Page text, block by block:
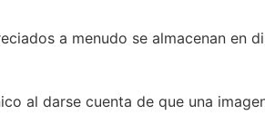
a menudo se almacenan
al darse cuenta de que una